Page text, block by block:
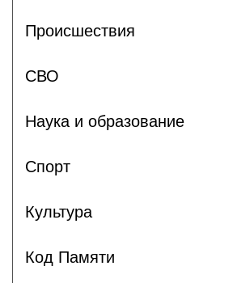
Происшествия
СВО
Наука и образование
Спорт
Культура
Код Памяти